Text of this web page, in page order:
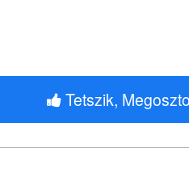
Tetszik,